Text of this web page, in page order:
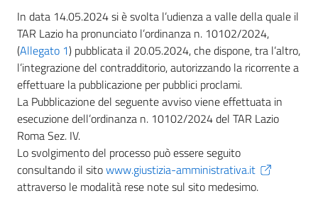
In data 14.05.2024 si è svolta l’udienza a valle della quale il
TAR Lazio ha pronunciato l’ordinanza n. 10102/2024,
(Allegato 1) pubblicata il 20.05.2024, che dispone, tra l’altro,
l’integrazione del contradditorio, autorizzando la ricorrente a
effettuare la pubblicazione per pubblici proclami.
La Pubblicazione del seguente avviso viene effettuata in
esecuzione dell’ordinanza n. 10102/2024 del TAR Lazio
Roma Sez. IV.
Lo svolgimento del processo può essere seguito
consultando il sitowww.giustizia-amministrativa.it
attraverso le modalità rese note sul sito medesimo.